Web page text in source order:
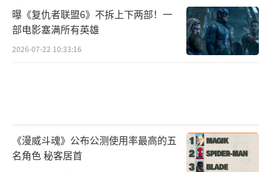
曝《复仇者联盟6》不拆上下两部！一
部电影塞满所有英雄
2026-07-22 10:33:16
《漫威斗魂》公布公测使用率最高的五
名角色 秘客居首